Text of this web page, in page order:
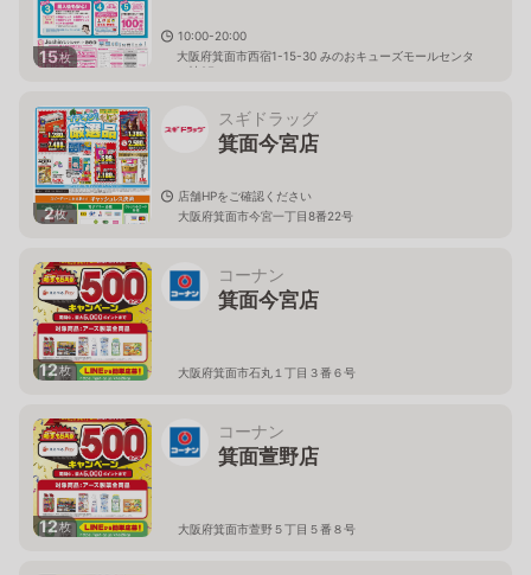
15枚
10:00-20:00
大阪府箕面市西宿1-15-30 みのおキューズモールセンタ
ー棟2F
2枚
スギドラッグ
箕面今宮店
店舗HPをご確認ください
大阪府箕面市今宮一丁目8番22号
12枚
コーナン
箕面今宮店
大阪府箕面市石丸１丁目３番６号
12枚
コーナン
箕面萱野店
大阪府箕面市萱野５丁目５番８号